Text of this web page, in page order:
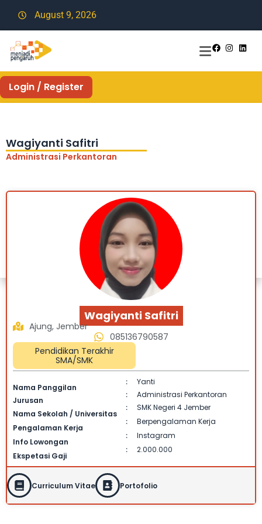
August 9, 2026
Login / Register
Wagiyanti Safitri
Administrasi Perkantoran
Wagiyanti Safitri
Pendidikan Terakhir
SMA/SMK
085136790587
Ajung, Jember
Nama Panggilan
:
Yanti
Jurusan
:
Administrasi Perkantoran
Nama Sekolah / Universitas
: SMK Negeri 4 Jember
Pengalaman Kerja
: Berpengalaman Kerja
Info Lowongan
: Instagram
Ekspetasi Gaji
: 2.000.000
Curriculum Vitae Portofolio